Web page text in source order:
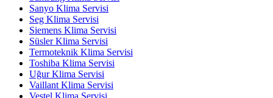
Sanyo Klima Servisi
Seg Klima Servisi
Siemens Klima Servisi
Süsler Klima Servisi
Termoteknik Klima Servisi
Toshiba Klima Servisi
Uğur Klima Servisi
Vaillant Klima Servisi
Vestel Klima Servisi